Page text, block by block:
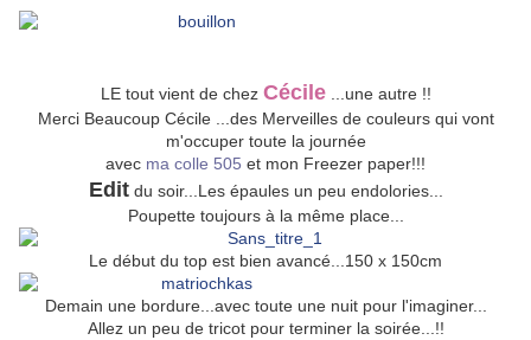
LE tout vient de chez Cécile...une autre !!
Merci Beaucoup Cécile ...des Merveilles de couleurs qui vont
m'occuper toute la journée
avec ma colle 505 et mon Freezer paper!!!
Editdu soir...Les épaules un peu endolories...
Poupette toujours à la même place...
Le début du top est bien avancé...150 x 150cm
Demain une bordure...avec toute une nuit pour l'imaginer...
Allez un peu de tricot pour terminer la soirée...!!